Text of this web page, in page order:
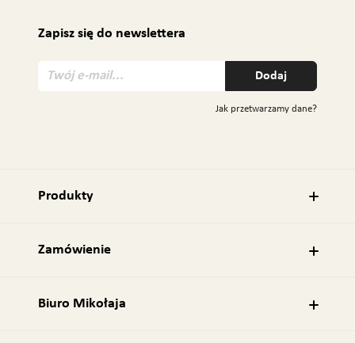
Zapisz się do newslettera
Dodaj
Jak przetwarzamy dane?
Produkty
Zamówienie
Biuro Mikołaja